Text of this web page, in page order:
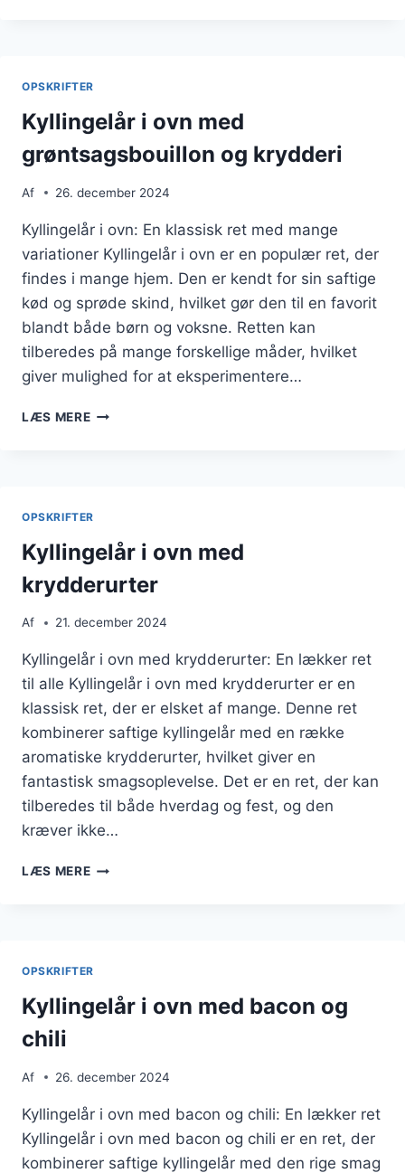
OPSKRIFTER
Kyllingelår i ovn med
grøntsagsbouillon og krydderi
Af 26. december 2024
Kyllingelår i ovn: En klassisk ret med mange
variationer Kyllingelår i ovn er en populær ret, der
findes i mange hjem. Den er kendt for sin saftige
kød og sprøde skind, hvilket gør den til en favorit
blandt både børn og voksne. Retten kan
tilberedes på mange forskellige måder, hvilket
giver mulighed for at eksperimentere…
LÆS MEREKYLLINGELÅR
OPSKRIFTER
Kyllingelår i ovn med
krydderurter
Af 21. december 2024
Kyllingelår i ovn med krydderurter: En lækker ret
til alle Kyllingelår i ovn med krydderurter er en
klassisk ret, der er elsket af mange. Denne ret
kombinerer saftige kyllingelår med en række
aromatiske krydderurter, hvilket giver en
fantastisk smagsoplevelse. Det er en ret, der kan
tilberedes til både hverdag og fest, og den
kræver ikke…
LÆS MEREKYLLINGELÅR
OPSKRIFTER
Kyllingelår i ovn med bacon og
chili
Af 26. december 2024
Kyllingelår i ovn med bacon og chili: En lækker ret
Kyllingelår i ovn med bacon og chili er en ret, der
kombinerer saftige kyllingelår med den rige smag